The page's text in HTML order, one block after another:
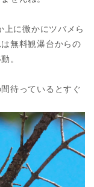
に微かにツバメら
無料観瀑台からの
。
待っているとすぐ